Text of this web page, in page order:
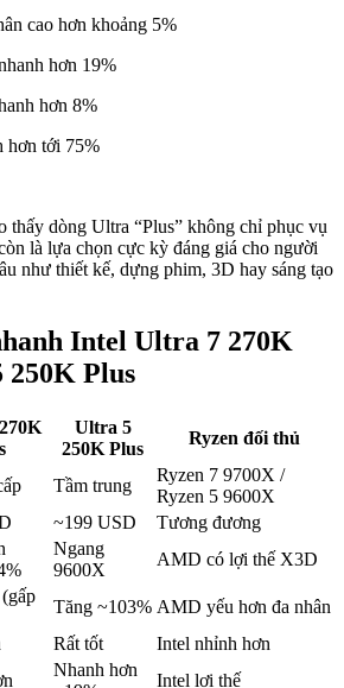
cao hơn khoảng 5%
hơn 19%
hơn 8%
hơn tới 75%
thấy dòng Ultra “Plus” không chỉ phục vụ
là lựa chọn cực kỳ đáng giá cho người
như thiết kế, dựng phim, 3D hay sáng tạo
Intel Ultra 7 270K
250K Plus
Ultra 5
250K Plus
Ryzen đối thủ
Tầm trung
Ryzen 7 9700X /
Ryzen 5 9600X
~199 USD
Tương đương
Ngang
9600X
AMD có lợi thế X3D
Tăng ~103% AMD yếu hơn đa nhân
Rất tốt
Intel nhỉnh hơn
Nhanh hơn
Intel lợi thế